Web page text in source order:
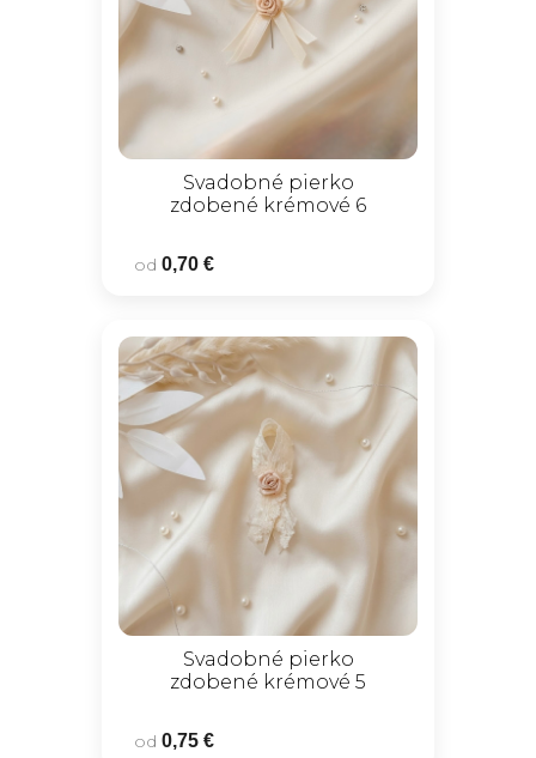
Svadobné pierko
zdobené krémové 6
od 0,70 €
Svadobné pierko
zdobené krémové 5
od 0,75 €